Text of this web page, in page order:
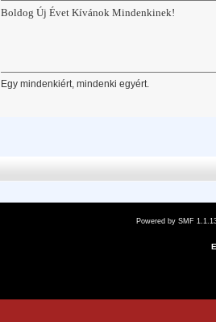
Boldog Új Évet Kívánok Mindenkinek!
Egy mindenkiért, mindenki egyért.
Powered by SMF